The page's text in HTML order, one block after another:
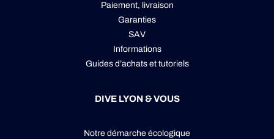
Paiement, livraison
Garanties
SAV
Informations
Guides d’achats et tutoriels
DIVE LYON & VOUS
Notre démarche écologique